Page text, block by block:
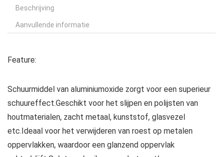
Beschrijving
Aanvullende informatie
Feature:
Schuurmiddel van aluminiumoxide zorgt voor een superieur
schuureffect.Geschikt voor het slijpen en polijsten van
houtmaterialen, zacht metaal, kunststof, glasvezel
etc.Ideaal voor het verwijderen van roest op metalen
oppervlakken, waardoor een glanzend oppervlak